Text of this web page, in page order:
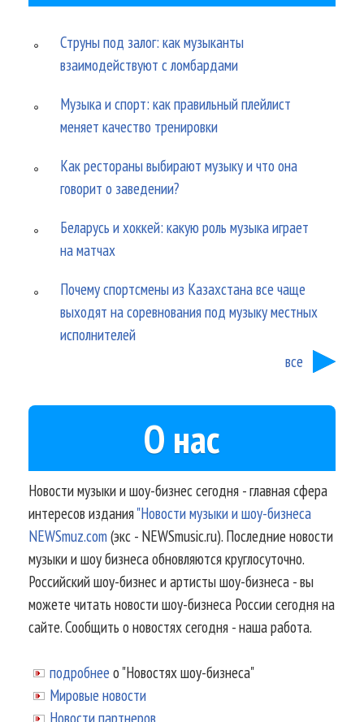
Струны под залог: как музыканты
взаимодействуют с ломбардами
Музыка и спорт: как правильный плейлист
меняет качество тренировки
Как рестораны выбирают музыку и что она
говорит о заведении?
Беларусь и хоккей: какую роль музыка играет
на матчах
Почему спортсмены из Казахстана все чаще
выходят на соревнования под музыку местных
исполнителей
все
О нас
Новости музыки и шоу-бизнес сегодня - главная сфера
интересов издания"Новости музыки и шоу-бизнеса
NEWSmuz.com(экс - NEWSmusic.ru). Последние новости
музыки и шоу бизнеса обновляются круглосуточно.
Российский шоу-бизнес и артисты шоу-бизнеса - вы
можете читать новости шоу-бизнеса России сегодня на
сайте. Сообщить о новостях сегодня - наша работа.
подробнее о "Новостях шоу-бизнеса"
Мировые новости
Новости партнеров